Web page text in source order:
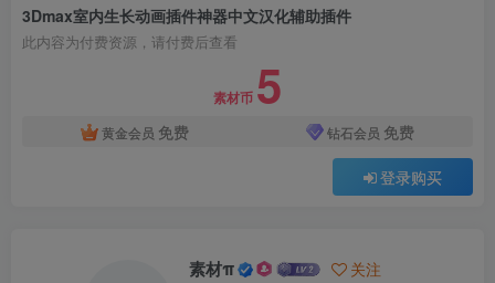
3Dmax室内生长动画插件神器中文汉化辅助插件
此内容为付费资源，请付费后查看
素材币 5
黄金会员 免费 钻石会员 免费
登录购买
素材π 关注